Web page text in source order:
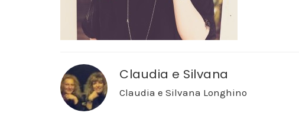
Claudia e Silvana
Claudia e Silvana Longhino